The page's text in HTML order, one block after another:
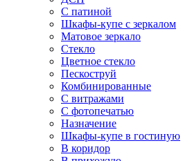
С патиной
Шкафы-купе с зеркалом
Матовое зеркало
Стекло
Цветное стекло
Пескоструй
Комбинированные
С витражами
С фотопечатью
Назначение
Шкафы-купе в гостиную
В коридор